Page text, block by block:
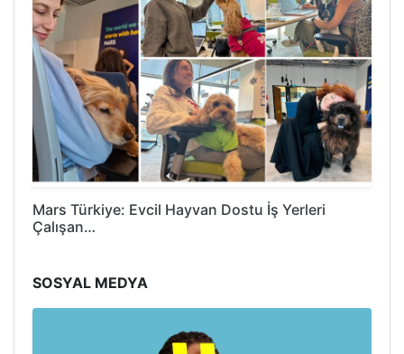
Mars Türkiye: Evcil Hayvan Dostu İş Yerleri
Çalışan…
SOSYAL MEDYA